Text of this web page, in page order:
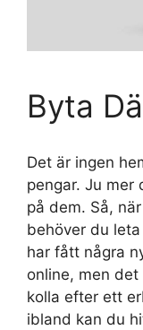
Byta
Det är ingen
pengar. Ju mer
på dem. Så,
behöver du
har fått några
online, men
kolla efter ett
ibland kan du